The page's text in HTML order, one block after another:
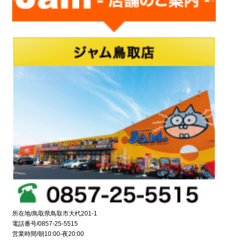
所在地/鳥取県鳥取市大杙201-1
電話番号/0857-25-5515
営業時間/朝10:00-夜20:00